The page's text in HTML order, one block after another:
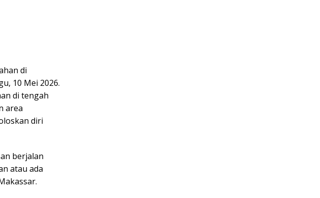
di
10 Mei 2026.
di tengah
area
diri
berjalan
atau ada